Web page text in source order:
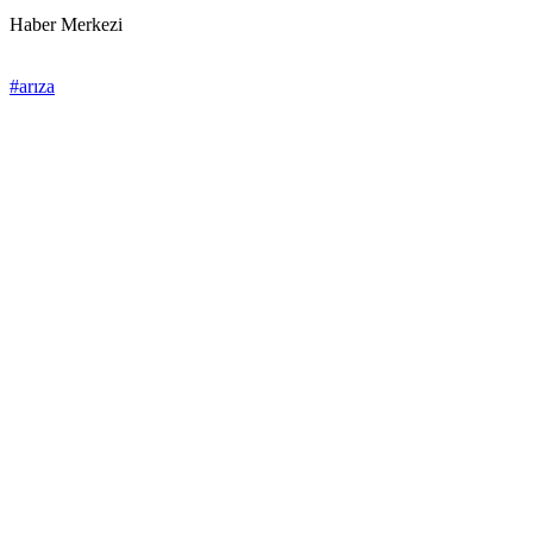
Haber Merkezi
#arıza